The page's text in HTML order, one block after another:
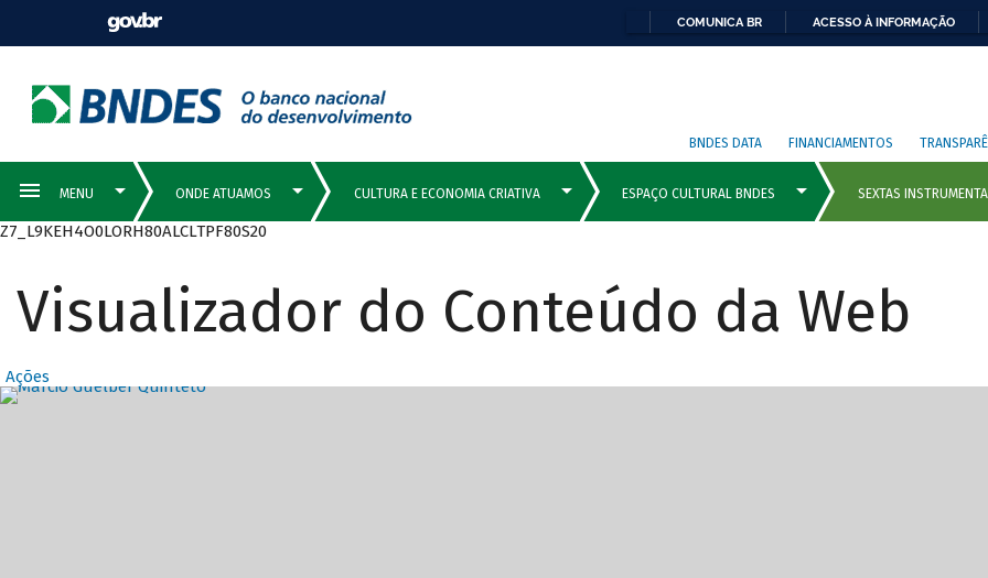
COMUNICA BR ACESSO À INFORMAÇÃO
BNDES DATA FINANCIAMENTOS
Z7_L9KEH4O0LORH80ALCLTPF80S20
Visualizador do Conteúdo da Web
Ações
Destaques Principais com